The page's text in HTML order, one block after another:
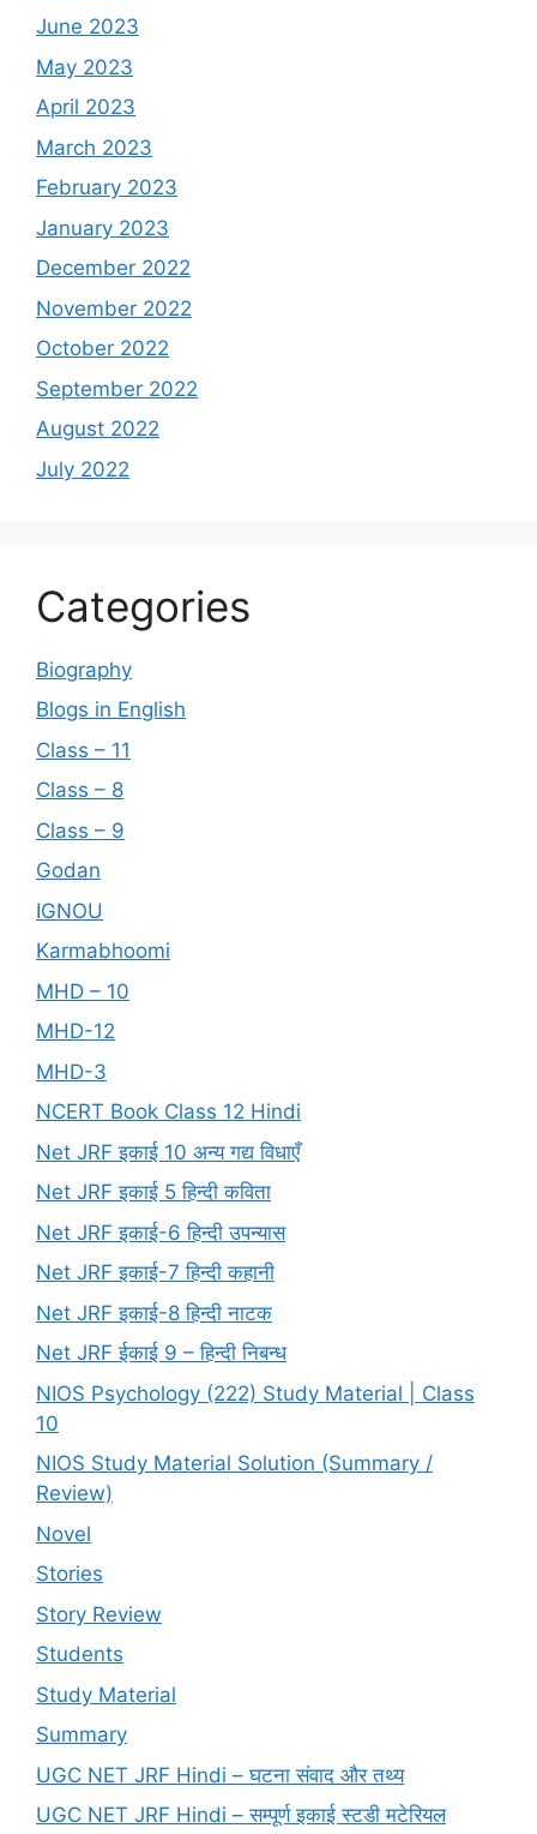
June 2023
May 2023
April 2023
March 2023
February 2023
January 2023
December 2022
November 2022
October 2022
September 2022
August 2022
July 2022
Categories
Biography
Blogs in English
Class – 11
Class – 8
Class – 9
Godan
IGNOU
Karmabhoomi
MHD – 10
MHD-12
MHD-3
NCERT Book Class 12 Hindi
Net JRF इकाई 10 अन्य गद्य विधाएँ
Net JRF इकाई 5 हिन्दी कविता
Net JRF इकाई-6 हिन्दी उपन्यास
Net JRF इकाई-7 हिन्दी कहानी
Net JRF इकाई-8 हिन्दी नाटक
Net JRF ईकाई 9 – हिन्दी निबन्ध
NIOS Psychology (222) Study Material | Class
10
NIOS Study Material Solution (Summary /
Review)
Novel
Stories
Story Review
Students
Study Material
Summary
UGC NET JRF Hindi – घटना संवाद और तथ्य
UGC NET JRF Hindi – सम्पूर्ण इकाई स्टडी मटेरियल